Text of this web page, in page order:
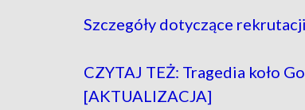
Szczegóły dotyczące
CZYTAJ TEŻ: Tragedia koło
[AKTUALIZACJA]